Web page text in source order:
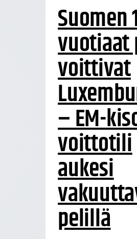
Suomen
vuotiaat
voittivat
– EM-
voittotili
aukesi
pelillä